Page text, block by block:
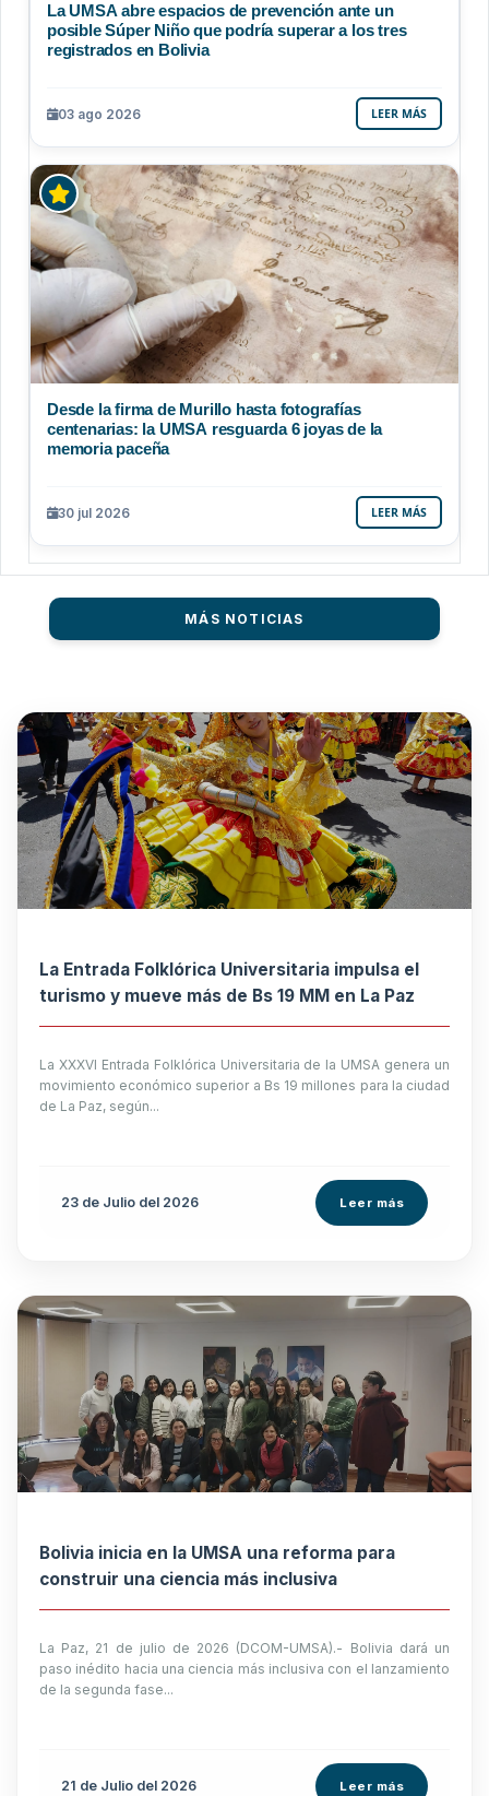
La UMSA abre espacios de prevención ante un
posible Súper Niño que podría superar a los tres
registrados en Bolivia
03 ago 2026 LEER MÁS
Desde la firma de Murillo hasta fotografías
centenarias: la UMSA resguarda 6 joyas de la
memoria paceña
30 jul 2026 LEER MÁS
MÁS NOTICIAS
La Entrada Folklórica Universitaria impulsa el
turismo y mueve más de Bs 19 MM en La Paz
La XXXVI Entrada Folklórica Universitaria de la UMSA genera un
movimiento económico superior a Bs 19 millones para la ciudad
de La Paz, según...
23 de Julio del 2026 Leer más
Bolivia inicia en la UMSA una reforma para
construir una ciencia más inclusiva
La Paz, 21 de julio de 2026 (DCOM-UMSA).- Bolivia dará un
paso inédito hacia una ciencia más inclusiva con el lanzamiento
de la segunda fase...
21 de Julio del 2026 Leer más